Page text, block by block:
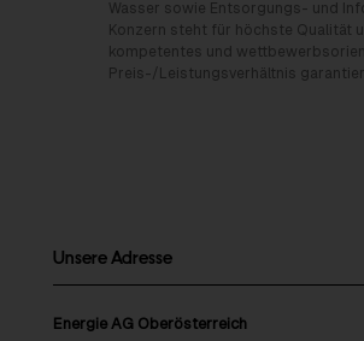
Wasser sowie Entsorgungs- und
Konzern steht für höchste Qualität
kompetentes und
Preis-/Leistungsverhältnis
Unsere Adresse
Energie AG Oberösterreich